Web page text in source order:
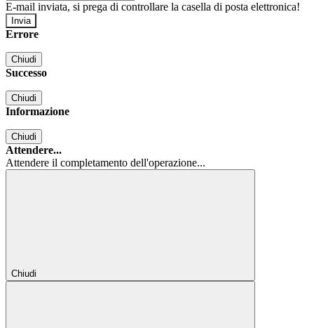
E-mail inviata, si prega di controllare la casella di posta elettronica!
Errore
Chiudi
Successo
Chiudi
Informazione
Chiudi
Attendere...
Attendere il completamento dell'operazione...
Chiudi